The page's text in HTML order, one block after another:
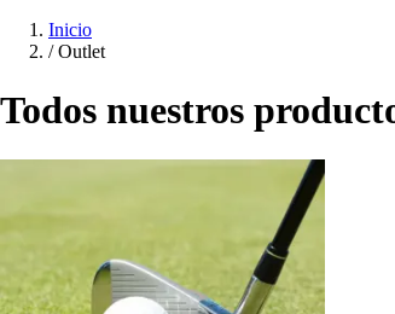
Inicio
/ Outlet
Todos nuestros